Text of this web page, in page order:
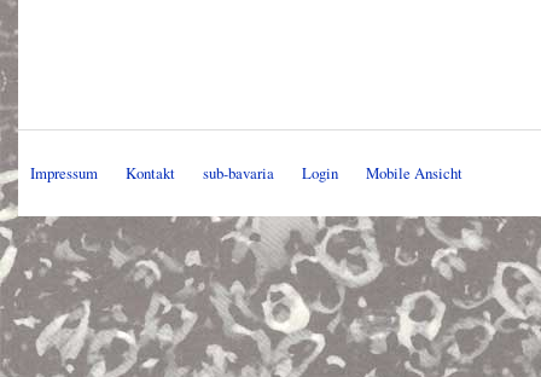
Impressum Kontakt sub-bavaria Login Mobile Ansicht